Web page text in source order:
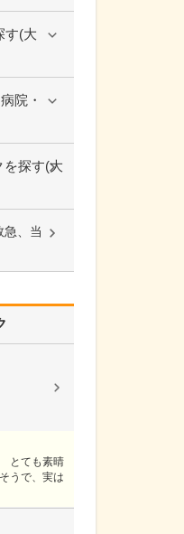
す(大
院・
を探す(大
急、当
とても素晴
うで、実は